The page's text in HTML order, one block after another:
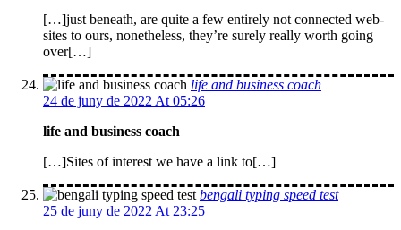
[…]just beneath, are quite a few entirely not connected web-
sites to ours, nonetheless, they’re surely really worth going
over[…]
life and business coach
24 de juny de 2022 At 05:26
life and business coach
[…]Sites of interest we have a link to[…]
bengali typing speed test
25 de juny de 2022 At 23:25